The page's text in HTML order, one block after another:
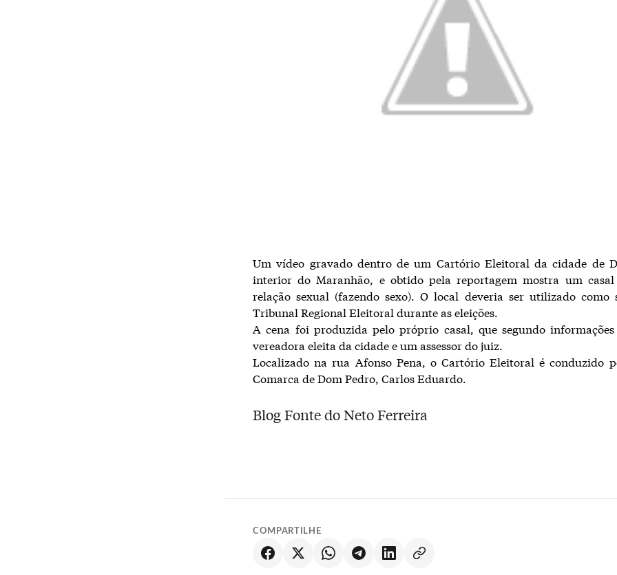
Um vídeo gravado dentro de um Cartório Eleitoral da cidade de
interior do Maranhão, e obtido pela reportagem mostra um
relação sexual (fazendo sexo). O local deveria ser utilizado como
Tribunal Regional Eleitoral durante as eleições.
A cena foi produzida pelo próprio casal, que segundo
vereadora eleita da cidade e um assessor do juiz.
Localizado na rua Afonso Pena, o Cartório Eleitoral é conduzido
Comarca de Dom Pedro, Carlos Eduardo.
Blog Fonte do Neto Ferreira
COMPARTILHE